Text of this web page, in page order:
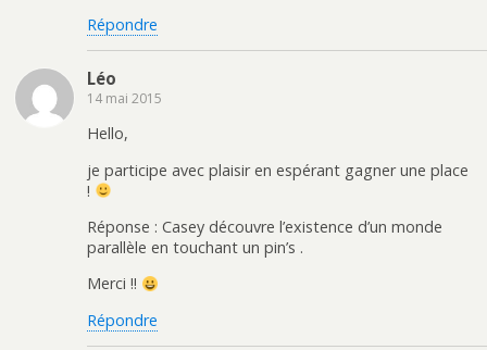
Répondre
Léo
14 mai 2015
Hello,
je participe avec plaisir en espérant gagner une place
!
Réponse : Casey découvre l’existence d’un monde
parallèle en touchant un pin’s .
Merci !!
Répondre